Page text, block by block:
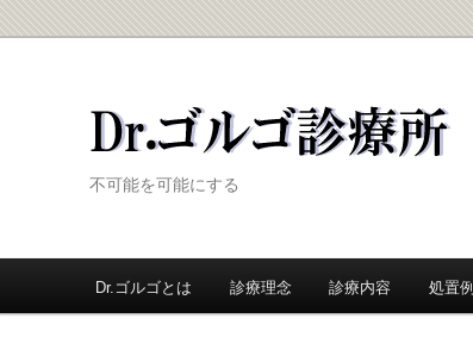
Dr.ゴルゴ診療所
不可能を可能にする
メ
サ
Dr.ゴルゴとは 診療理念 診療内容 処置例